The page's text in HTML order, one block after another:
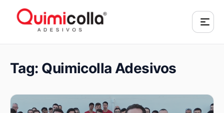
Tag: Quimicolla Adesivos